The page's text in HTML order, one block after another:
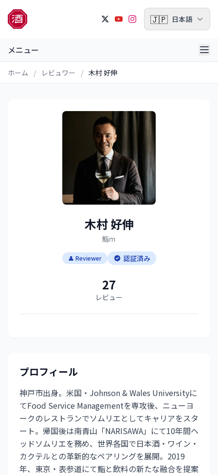
🇯🇵 日本語
メニュー
ホーム / レビュワー / 木村 好伸
木村 好伸
鮨ｍ
👤 Reviewer 認証済み
27
レビュー
プロフィール
神戸市出身。米国・Johnson & Wales Universityに
てFood Service Managementを専攻後、ニューヨ
ークのレストランでソムリエとしてキャリアをスタ
ート。帰国後は南青山「NARISAWA」にて10年間ヘ
ッドソムリエを務め、世界各国で日本酒・ワイン・
カクテルとの革新的なペアリングを展開。2019
年、東京・表参道にて鮨と飲料の新たな融合を提案